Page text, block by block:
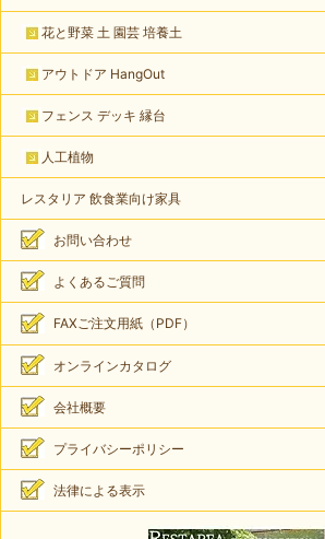
花と野菜 土 園芸 培養土
アウトドア HangOut
フェンス デッキ 縁台
人工植物
レスタリア 飲食業向け家具
お問い合わせ
よくあるご質問
FAXご注文用紙（PDF）
オンラインカタログ
会社概要
プライバシーポリシー
法律による表示